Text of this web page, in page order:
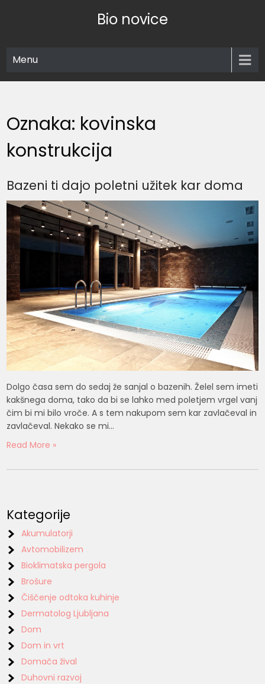
Bio novice
Menu
Oznaka: kovinska
konstrukcija
Bazeni ti dajo poletni užitek kar doma
Dolgo časa sem do sedaj že sanjal o bazenih. Želel sem imeti
kakšnega doma, tako da bi se lahko med poletjem vrgel vanj
čim bi mi bilo vroče. A s tem nakupom sem kar zavlačeval in
zavlačeval. Nekako se mi…
Read More »
Kategorije
Akumulatorji
Avtomobilizem
Bioklimatska pergola
Brošure
Čiščenje odtoka kuhinje
Dermatolog Ljubljana
Dom
Dom in vrt
Domača žival
Duhovni razvoj